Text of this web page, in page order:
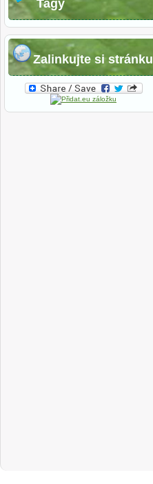
Tagy
Zalinkujte si stránku